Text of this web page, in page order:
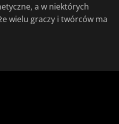
a w niektórych
wielu graczy i twórców ma